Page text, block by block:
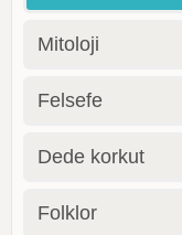
Mitoloji
Felsefe
Dede korkut
Folklor